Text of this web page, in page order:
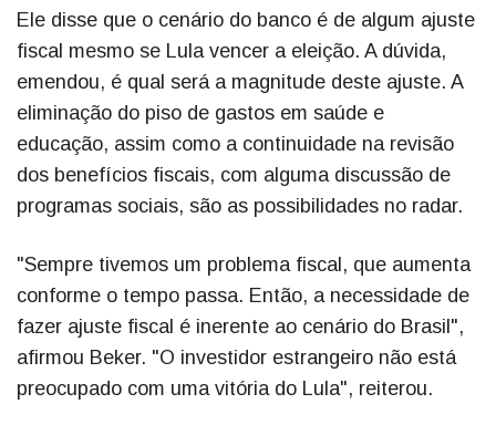
Ele disse que o cenário do banco é de algum ajuste
fiscal mesmo se Lula vencer a eleição. A dúvida,
emendou, é qual será a magnitude deste ajuste. A
eliminação do piso de gastos em saúde e
educação, assim como a continuidade na revisão
dos benefícios fiscais, com alguma discussão de
programas sociais, são as possibilidades no radar.
"Sempre tivemos um problema fiscal, que aumenta
conforme o tempo passa. Então, a necessidade de
fazer ajuste fiscal é inerente ao cenário do Brasil",
afirmou Beker. "O investidor estrangeiro não está
preocupado com uma vitória do Lula", reiterou.